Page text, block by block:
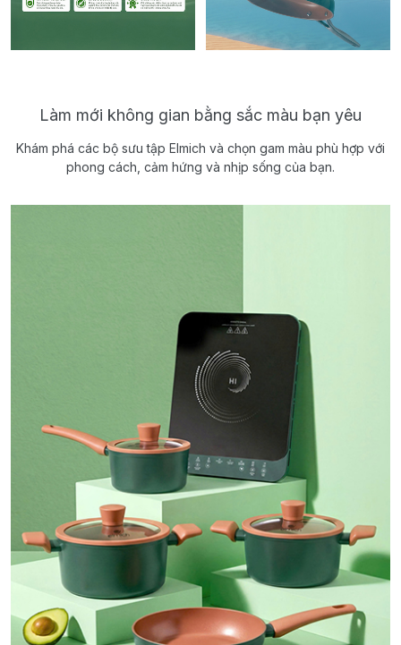
Làm mới không gian bằng sắc màu bạn yêu
Khám phá các bộ sưu tập Elmich và chọn gam màu phù hợp với
phong cách, cảm hứng và nhịp sống của bạn.